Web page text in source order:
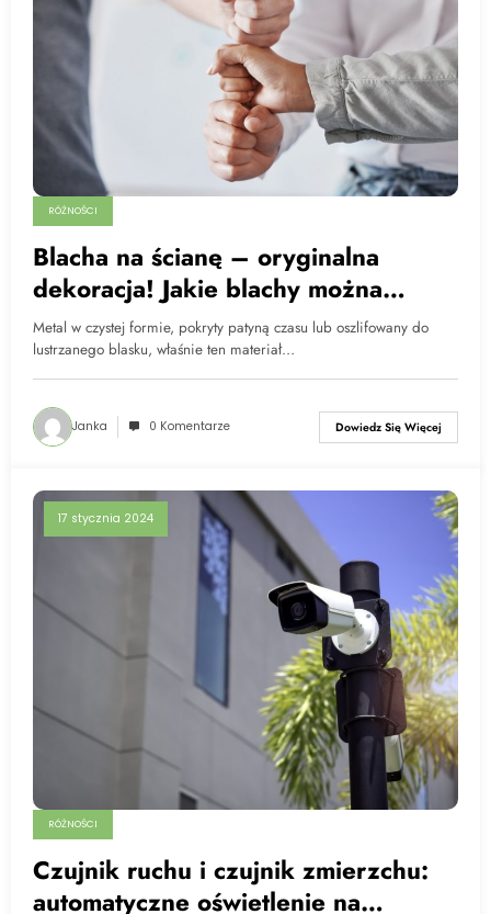
RÓŻNOŚCI
Blacha na ścianę – oryginalna
dekoracja! Jakie blachy można
wykorzystać?
Metal w czystej formie, pokryty patyną czasu lub oszlifowany do
lustrzanego blasku, właśnie ten materiał…
Janka 0 Komentarze Dowiedz Się Więcej
17 stycznia 2024
RÓŻNOŚCI
Czujnik ruchu i czujnik zmierzchu:
automatyczne oświetlenie na